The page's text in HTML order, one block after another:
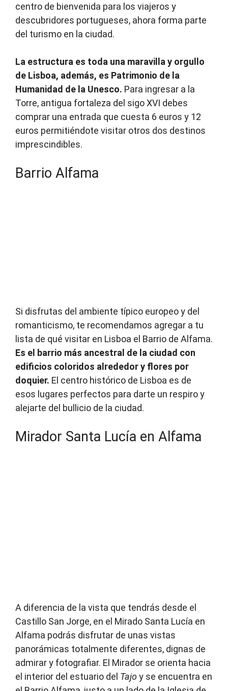
centro de bienvenida para los viajeros y
descubridores portugueses, ahora forma parte
del turismo en la ciudad.
La estructura es toda una maravilla y orgullo
de Lisboa, además, es Patrimonio de la
Humanidad de la Unesco. Para ingresar a la
Torre, antigua fortaleza del sigo XVI debes
comprar una entrada que cuesta 6 euros y 12
euros permitiéndote visitar otros dos destinos
imprescindibles.
Barrio Alfama
Si disfrutas del ambiente típico europeo y del
romanticismo, te recomendamos agregar a tu
lista de qué visitar en Lisboa el Barrio de Alfama.
Es el barrio más ancestral de la ciudad con
edificios coloridos alrededor y flores por
doquier. El centro histórico de Lisboa es de
esos lugares perfectos para darte un respiro y
alejarte del bullicio de la ciudad.
Mirador Santa Lucía en Alfama
A diferencia de la vista que tendrás desde el
Castillo San Jorge, en el Mirado Santa Lucía en
Alfama podrás disfrutar de unas vistas
panorámicas totalmente diferentes, dignas de
admirar y fotografiar. El Mirador se orienta hacia
el interior del estuario del Tajoy se encuentra en